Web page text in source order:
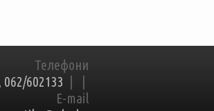
Телефони
602133
E-mail